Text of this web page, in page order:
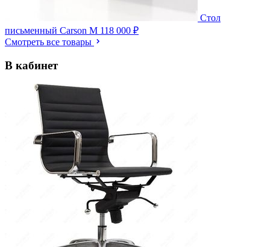
Стол
письменный Carson M 118 000 ₽
Смотреть все товары
В кабинет